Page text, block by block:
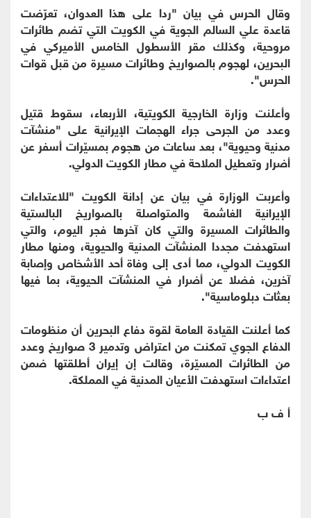
وقال الحرس في بيان "ردا على هذا العدوان، تعرّضت
قاعدة علي السالم الجوية في الكويت التي تضم طائرات
مروحية، وكذلك مقر الأسطول الخامس الأميركي في
البحرين، لهجوم بالصواريخ وطائرات مسيرة من قبل قوات
الحرس".
وأعلنت وزارة الخارجية الكويتية، الأربعاء، سقوط قتيل
وعدد من الجرحى جراء الهجمات الإيرانية على "منشآت
مدنية وحيوية"، بعد ساعات من هجوم بمسيّرات أسفر عن
أضرار وتعطيل الملاحة في مطار الكويت الدولي.
وأعربت الوزارة في بيان عن إدانة الكويت "للاعتداءات
الإيرانية الغاشمة والمتواصلة بالصواريخ البالستية
والطائرات المسيرة والتي كان آخرها فجر اليوم، والتي
استهدفت مجددا المنشآت المدنية والحيوية، ومنها مطار
الكويت الدولي، مما أدى إلى وفاة أحد الأشخاص وإصابة
آخرين، فضلا عن أضرار في المنشآت الحيوية، بما فيها
بعثات دبلوماسية".
كما أعلنت القيادة العامة لقوة دفاع البحرين أن منظومات
الدفاع الجوي تمكنت من اعتراض وتدمير 3 صواريخ وعدد
من الطائرات المسيّرة، وقالت إن إيران أطلقتها ضمن
اعتداءات استهدفت الأعيان المدنية في المملكة.
أ ف ب